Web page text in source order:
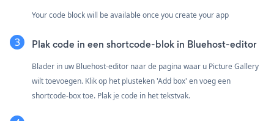
Your code block will be available once you create your app
Plak code in een shortcode-blok in Bluehost-editor
Blader in uw Bluehost-editor naar de pagina waar u Picture Gallery
wilt toevoegen. Klik op het plusteken 'Add box' en voeg een
shortcode-box toe. Plak je code in het tekstvak.